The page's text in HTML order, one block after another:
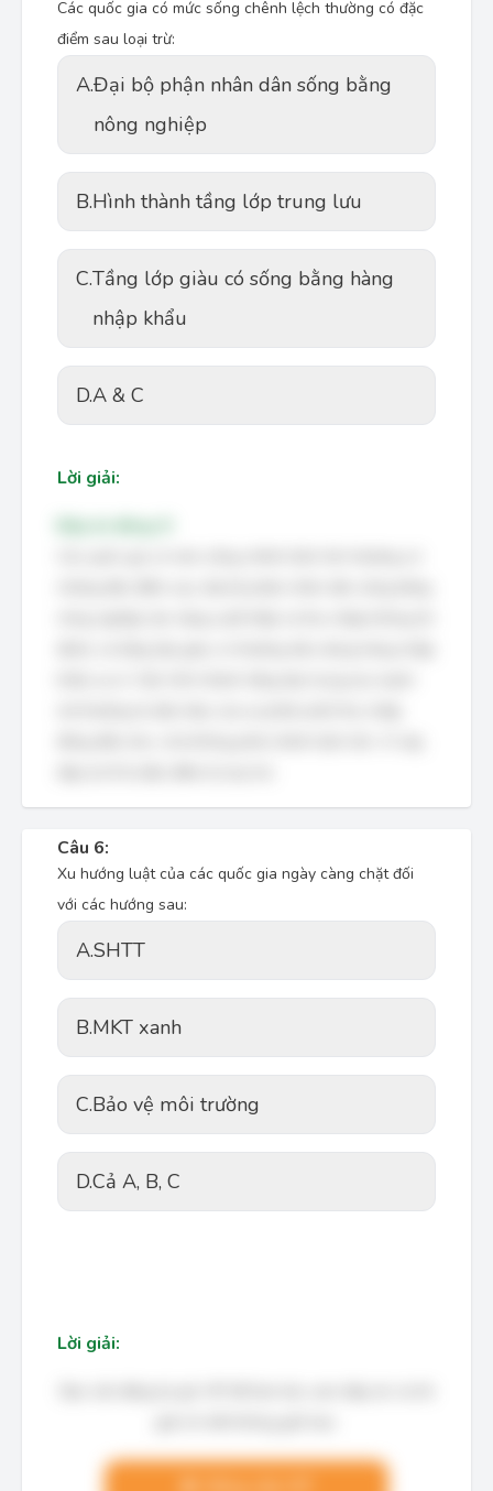
Các quốc gia có mức sống chênh lệch thường có đặc
điểm sau loại trừ:
A.Đại bộ phận nhân dân sống bằng
nông nghiệp
B.Hình thành tầng lớp trung lưu
C.Tầng lớp giàu có sống bằng hàng
nhập khẩu
D.A & C
Lời giải:
Câu 6:
Xu hướng luật của các quốc gia ngày càng chặt đối
với các hướng sau:
A.SHTT
B.MKT xanh
C.Bảo vệ môi trường
D.Cả A, B, C
Lời giải: